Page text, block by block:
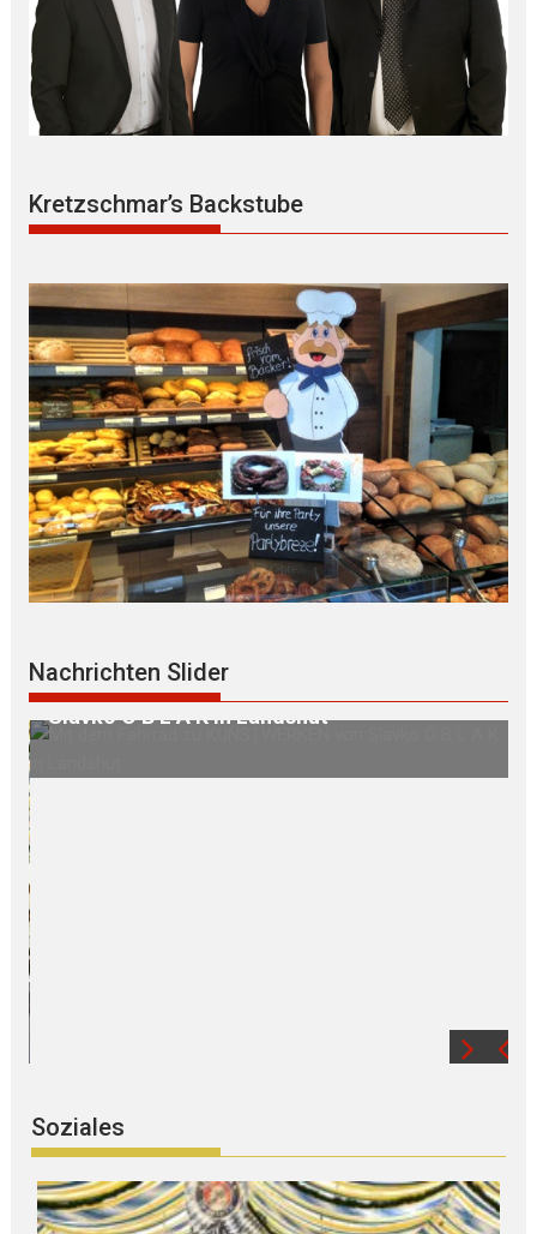
Kretzschmar’s Backstube
Nachrichten Slider
von
und kritisiert „finanziellen
Familien“
Soziales